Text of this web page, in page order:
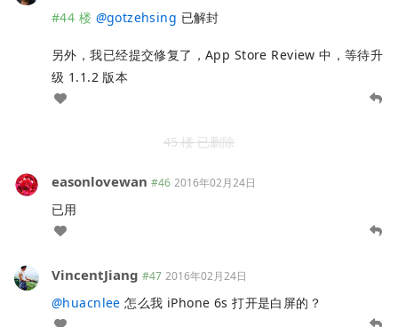
#44 楼 @gotzehsing 已解封
另外，我已经提交修复了，App Store Review 中，等待升
级 1.1.2 版本
45 楼 已删除
easonlovewan #46 2016年02月24日
已用
VincentJiang #47 2016年02月24日
@huacnlee 怎么我 iPhone 6s 打开是白屏的？